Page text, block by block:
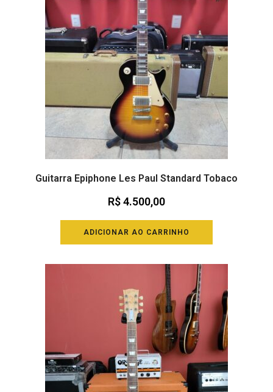
Guitarra Epiphone Les Paul Standard Tobaco
R$4.500,00
ADICIONAR AO CARRINHO